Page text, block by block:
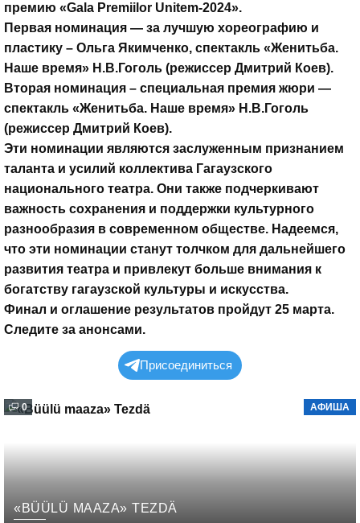
премию «Gala Premiilor Unitem-2024».
Первая номинация — за лучшую хореографию и
пластику – Ольга Якимченко, спектакль «Женитьба.
Наше время» Н.В.Гоголь (режиссер Дмитрий Коев).
Вторая номинация – специальная премия жюри —
спектакль «Женитьба. Наше время» Н.В.Гоголь
(режиссер Дмитрий Коев).
Эти номинации являются заслуженным признанием
таланта и усилий коллектива Гагаузского
национального театра. Они также подчеркивают
важность сохранения и поддержки культурного
разнообразия в современном обществе. Надеемся,
что эти номинации станут толчком для дальнейшего
развития театра и привлекут больше внимания к
богатству гагаузской культуры и искусства.
Финал и оглашение результатов пройдут 25 марта.
Следите за анонсами.
Присоединиться
0 АФИША
«BÜÜLÜ MAAZA» TEZDÄ